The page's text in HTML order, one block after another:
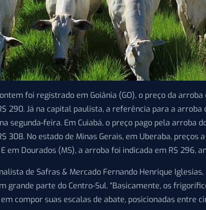
foi registrado em Goiânia (GO), o preço da
290. Já na capital paulista, a referência para a arroba
segunda-feira. Em Cuiabá, o preço pago pela arroba
308. No estado de Minas Gerais, em Uberaba, preços
em Dourados (MS), a arroba foi indicada em R$ 296,
de Safras & Mercado Fernando Henrique
grande parte do Centro-Sul. “Basicamente, os
compor suas escalas de abate, posicionadas entre